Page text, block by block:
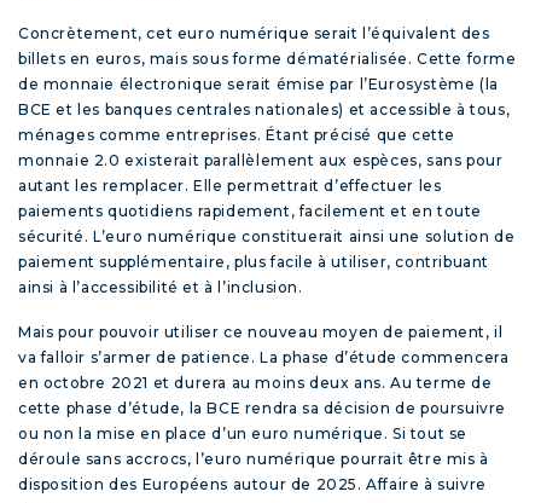
Concrètement, cet euro numérique serait l’équivalent des
billets en euros, mais sous forme dématérialisée. Cette forme
de monnaie électronique serait émise par l’Eurosystème (la
BCE et les banques centrales nationales) et accessible à tous,
ménages comme entreprises. Étant précisé que cette
monnaie 2.0 existerait parallèlement aux espèces, sans pour
autant les remplacer. Elle permettrait d’effectuer les
paiements quotidiens rapidement, facilement et en toute
sécurité. L’euro numérique constituerait ainsi une solution de
paiement supplémentaire, plus facile à utiliser, contribuant
ainsi à l’accessibilité et à l’inclusion.
Mais pour pouvoir utiliser ce nouveau moyen de paiement, il
va falloir s’armer de patience. La phase d’étude commencera
en octobre 2021 et durera au moins deux ans. Au terme de
cette phase d’étude, la BCE rendra sa décision de poursuivre
ou non la mise en place d’un euro numérique. Si tout se
déroule sans accrocs, l’euro numérique pourrait être mis à
disposition des Européens autour de 2025. Affaire à suivre